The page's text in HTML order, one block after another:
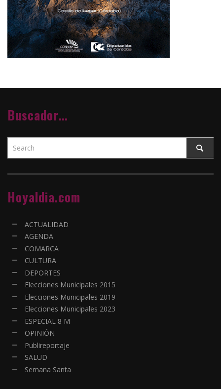
Buscador…
Hoyaldia.com
ACTUALIDAD
AGENDA
COMARCA
CULTURA
DEPORTES
Elecciones Municipales 2015
Elecciones Municipales 2019
Elecciones Municipales 2023
ESPECIAL 8 M
OPINIÓN
Publireportaje
SALUD
Semana Santa